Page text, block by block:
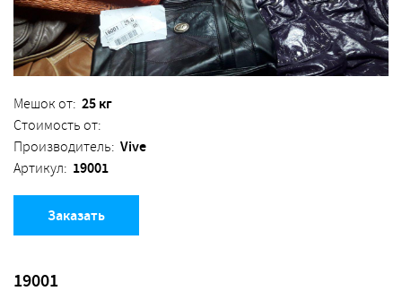
Мешок от: 25 кг
Стоимость от:
Производитель: Vive
Артикул: 19001
Заказать
19001